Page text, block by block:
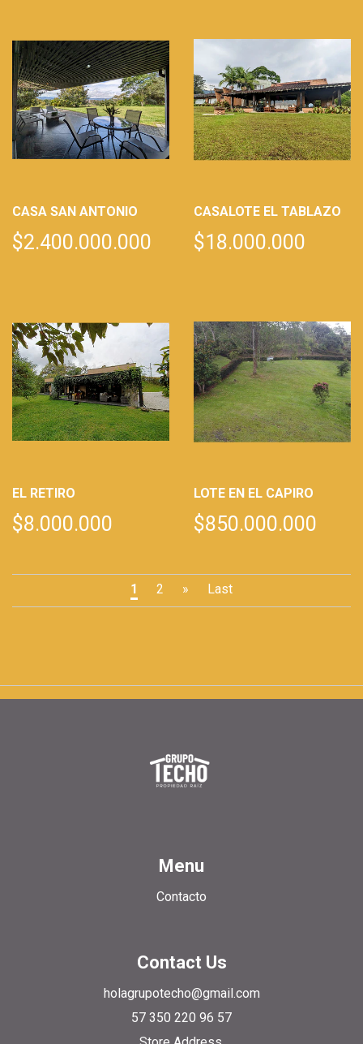
CASA SAN ANTONIO
$2.400.000.000
CASALOTE EL TABLAZO
$18.000.000
EL RETIRO
$8.000.000
LOTE EN EL CAPIRO
$850.000.000
1 2 » Last
Menu
Contacto
Contact Us
holagrupotecho@gmail.com
57 350 220 96 57